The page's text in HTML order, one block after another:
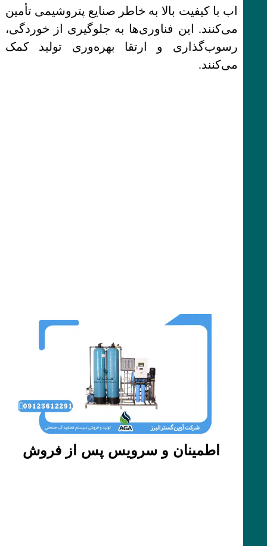
اب با کیفیت بالا به خاطر صنایع پتروشیمی تأمین
می‌کنند. این فناوری‌ها به جلوگیری از خوردگی،
رسوب‌گذاری و ارتقا بهره‌وری تولید کمک
می‌کنند.
اطمینان و سرویس پس از فروش